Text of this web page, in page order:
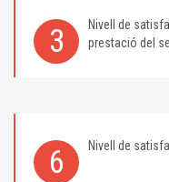
3 Nivell de
prestació del
6 Nivell de